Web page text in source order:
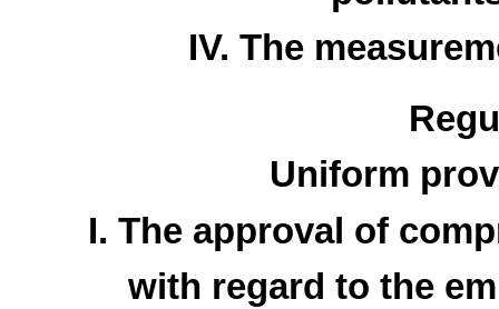
IV. The
Uniform
I. The approval of
with regard to the